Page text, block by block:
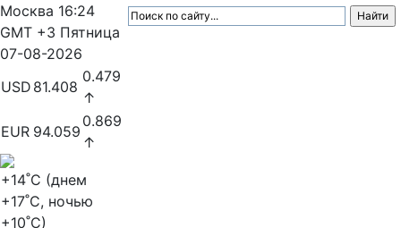
Москва 16:24
GMT +3 Пятница
07-08-2026
USD 81.408
0.479
↑
EUR 94.059
0.869
↑
+14˚C (днем
+17˚C, ночью
+10˚C)